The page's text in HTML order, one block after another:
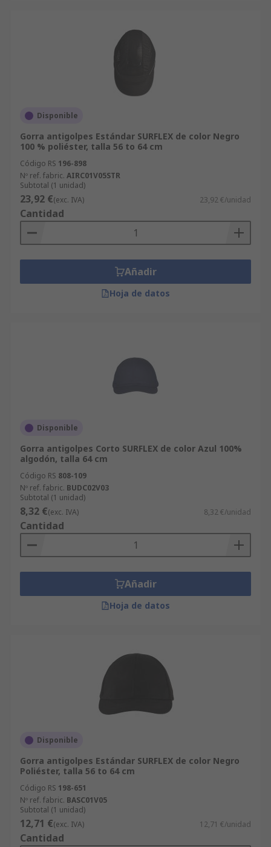
Disponible
Gorra antigolpes Estándar SURFLEX de color Negro
100 % poliéster, talla 56 to 64 cm
Código RS 196-898
Nº ref. fabric. AIRC01V05STR
Subtotal (1 unidad)
23,92 €(exc. IVA) 23,92 €/unidad
Cantidad
Añadir
Hoja de datos
Disponible
Gorra antigolpes Corto SURFLEX de color Azul 100%
algodón, talla 64 cm
Código RS 808-109
Nº ref. fabric. BUDC02V03
Subtotal (1 unidad)
8,32 €(exc. IVA) 8,32 €/unidad
Cantidad
Añadir
Hoja de datos
Disponible
Gorra antigolpes Estándar SURFLEX de color Negro
Poliéster, talla 56 to 64 cm
Código RS 198-651
Nº ref. fabric. BASC01V05
Subtotal (1 unidad)
12,71 €(exc. IVA) 12,71 €/unidad
Cantidad